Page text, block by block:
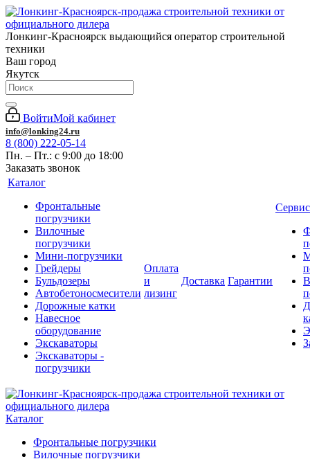
Лонкинг-Красноярск выдающийся оператор строительной
техники
Ваш город
Якутск
ВойтиМой кабинет
info@lonking24.ru
8 (800) 222-05-14
Пн. – Пт.: с 9:00 до 18:00
Заказать звонок
Каталог
Фронтальные
погрузчики
Вилочные
погрузчики
Мини-погрузчики
Грейдеры
Бульдозеры
Автобетоносмесители
Дорожные катки
Навесное
оборудование
Экскаваторы
Экскаваторы -
погрузчики
Оплата
и
лизинг
Доставка Гарантии
Каталог
Фронтальные погрузчики
Вилочные погрузчики